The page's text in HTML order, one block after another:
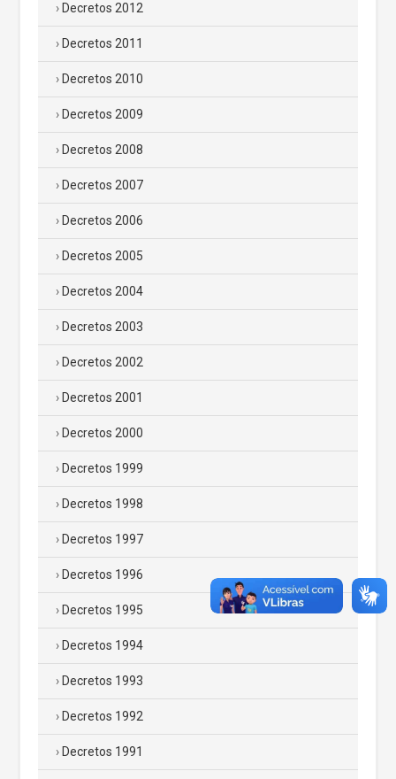
Decretos 2012
Decretos 2011
Decretos 2010
Decretos 2009
Decretos 2008
Decretos 2007
Decretos 2006
Decretos 2005
Decretos 2004
Decretos 2003
Decretos 2002
Decretos 2001
Decretos 2000
Decretos 1999
Decretos 1998
Decretos 1997
Decretos 1996
Decretos 1995
Decretos 1994
Decretos 1993
Decretos 1992
Decretos 1991